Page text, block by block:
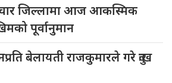
जिल्लामा आज आकस्मिक
पूर्वानुमान
बेलायती राजकुमारले गरे दुःख